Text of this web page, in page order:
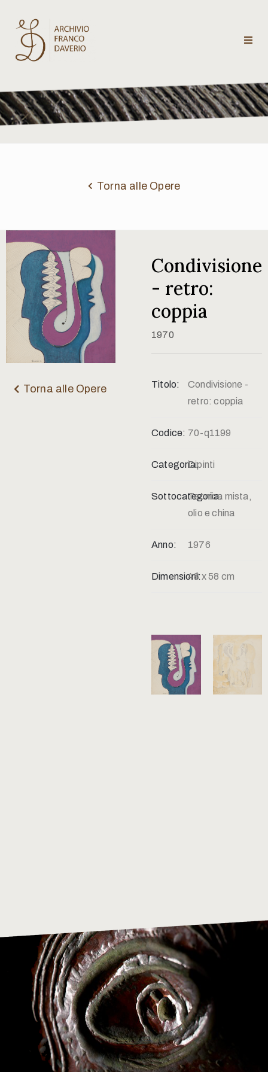
Archivio
Franco
Daverio
critici
Contatti
Torna alle Opere
Torna alle Opere
Condivisione
- retro:
coppia
1970
Titolo:
Condivisione -
retro: coppia
Codice: 70-q1199
Categoria:Dipinti
Sottocategoria:
Tecnica mista,
olio e china
Anno: 1976
Dimensioni:48 x 58 cm